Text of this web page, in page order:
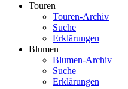
Touren
Touren-Archiv
Suche
Erklärungen
Blumen
Blumen-Archiv
Suche
Erklärungen